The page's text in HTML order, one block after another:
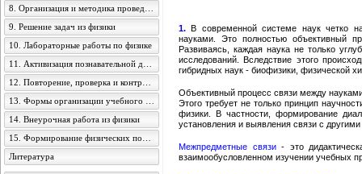
1. В современной системе наук четко
науками. Это полностью объективный
Развиваясь, каждая наука не только
исследований. Вследствие этого
гибридных наук - биофизики, физической
Объективный процесс связи между
Этого требует не только принцип
физики. В частности, формирование
установления и выявления связи с
Межпредметные связи- это
взаимообусловленном изучении учебных
9. Решение задач из физики
10. Лабораторные работы по физике
14. Внеурочная работа из физики
Литература